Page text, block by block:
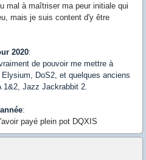
mal à maîtriser ma peur initiale qui
mais je suis content d'y être
2020:
de pouvoir me mettre à
DoS2, et quelques anciens
Jazz Jackrabbit 2.
:
payé plein pot DQXIS